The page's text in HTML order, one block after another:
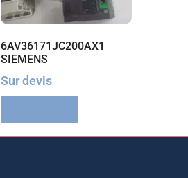
6AV36171JC200AX1
SIEMENS
Sur devis